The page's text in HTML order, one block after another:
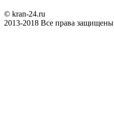
© kran-24.ru
2013-2018 Все права защищены